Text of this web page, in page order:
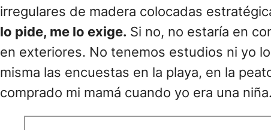
irregulares de madera colocadas
lo pide, me lo exige. Si no, no estaría en
en exteriores. No tenemos estudios ni yo
misma las encuestas en la playa, en la
comprado mi mamá cuando yo era una niña.